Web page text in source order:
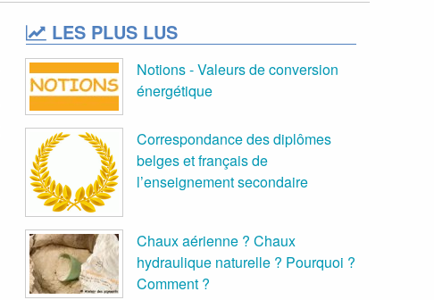
LES PLUS LUS
Notions - Valeurs de conversion
énergétique
Correspondance des diplômes
belges et français de
l’enseignement secondaire
Chaux aérienne ? Chaux
hydraulique naturelle ? Pourquoi ?
Comment ?